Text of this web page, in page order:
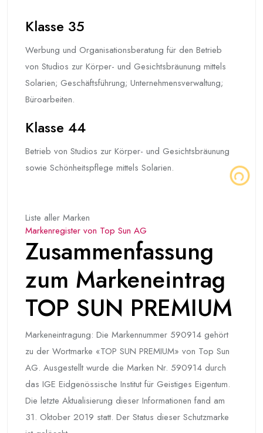
Klasse 35
Werbung und Organisationsberatung für den Betrieb
von Studios zur Körper- und Gesichtsbräunung mittels
Solarien; Geschäftsführung; Unternehmensverwaltung;
Büroarbeiten.
Klasse 44
Betrieb von Studios zur Körper- und Gesichtsbräunung
sowie Schönheitspflege mittels Solarien.
Liste aller Marken
Markenregister von Top Sun AG
Zusammenfassung
zum Markeneintrag
TOP SUN PREMIUM
Markeneintragung: Die Markennummer 590914 gehört
zu der Wortmarke «TOP SUN PREMIUM» von Top Sun
AG. Ausgestellt wurde die Marken Nr. 590914 durch
das IGE Eidgenössische Institut für Geistiges Eigentum.
Die letzte Aktualisierung dieser Informationen fand am
31. Oktober 2019 statt. Der Status dieser Schutzmarke